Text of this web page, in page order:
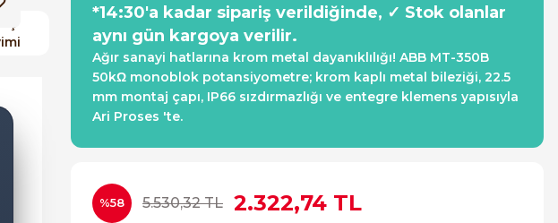
*14:30'a kadar sipariş verildiğinde, ✓ Stok olanlar
aynı gün kargoya verilir.
Ağır sanayi hatlarına krom metal dayanıklılığı! ABB MT-350B
50kΩ monoblok potansiyometre; krom kaplı metal bileziği, 22.5
mm montaj çapı, IP66 sızdırmazlığı ve entegre klemens yapısıyla
Ari Proses 'te.
%58 5.530,32 TL 2.322,74 TL